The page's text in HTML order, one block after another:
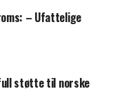
– Ufattelige
støtte til norske